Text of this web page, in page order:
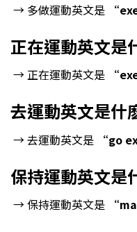
→ 多做運動英文是
正在運動英文是
→ 正在運動英文是
去運動英文是什
→ 去運動英文是 “go
保持運動英文是
→ 保持運動英文是